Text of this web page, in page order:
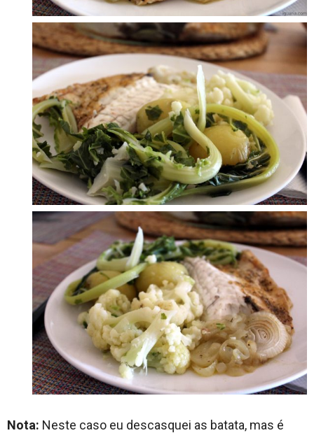
Nota: Neste caso eu descasquei as batata, mas é